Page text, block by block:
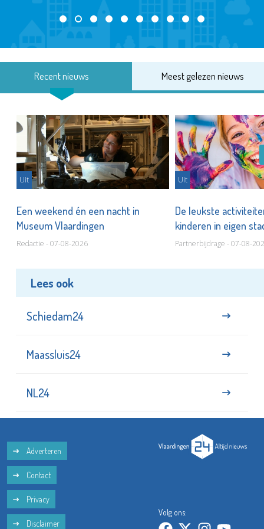
Recent nieuws Meest gelezen nieuws
Uit
Een weekend én een nacht in
Museum Vlaardingen
Redactie - 07-08-2026
Uit
De leukste
kinderen in eigen
Partnerbijdrage - 07-08-
Lees ook
Schiedam24
Maassluis24
NL24
Adverteren
Contact
Privacy
Disclaimer
Volg ons: